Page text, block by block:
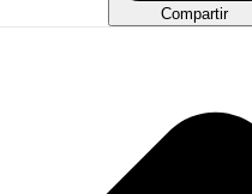
Compartir